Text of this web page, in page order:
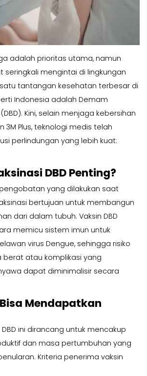
adalah prioritas utama, namun
seringkali mengintai di lingkungan
tantangan kesehatan terbesar di
Indonesia adalah Demam
Kini, selain menjaga kebersihan
3M Plus, teknologi medis telah
perlindungan yang lebih kuat:
DBD Penting?
yang dilakukan saat
bertujuan untuk membangun
dari dalam tubuh. Vaksin DBD
memicu sistem imun untuk
virus Dengue, sehingga risiko
atau komplikasi yang
dapat diminimalisir secara
Mendapatkan
ini dirancang untuk mencakup
dan masa pertumbuhan yang
Kriteria penerima vaksin